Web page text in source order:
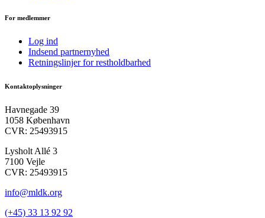
For medlemmer
Log ind
Indsend partnernyhed
Retningslinjer for restholdbarhed
Kontaktoplysninger
Havnegade 39
1058 København
CVR: 25493915
Lysholt Allé 3
7100 Vejle
CVR: 25493915
info@mldk.org
(+45) 33 13 92 92